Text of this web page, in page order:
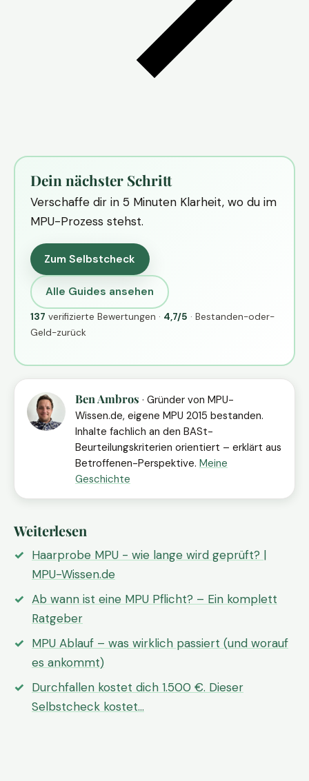
Dein nächster Schritt
Verschaffe dir in 5 Minuten Klarheit, wo du im
MPU-Prozess stehst.
Zum Selbstcheck
Alle Guides ansehen
137 verifizierte Bewertungen · 4,7/5 · Bestanden-oder-
Geld-zurück
Ben Ambros · Gründer von MPU-
Wissen.de, eigene MPU 2015 bestanden.
Inhalte fachlich an den BASt-
Beurteilungskriterien orientiert – erklärt aus
Betroffenen-Perspektive. Meine
Geschichte
Weiterlesen
Haarprobe MPU - wie lange wird geprüft? |
MPU-Wissen.de
Ab wann ist eine MPU Pflicht? – Ein komplett
Ratgeber
MPU Ablauf – was wirklich passiert (und worauf
es ankommt)
Durchfallen kostet dich 1.500 €. Dieser
Selbstcheck kostet…